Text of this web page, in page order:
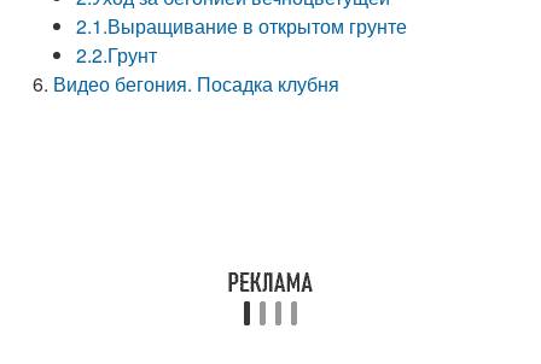
2.1.Выращивание в открытом грунте
2.2.Грунт
Видео бегония. Посадка клубня